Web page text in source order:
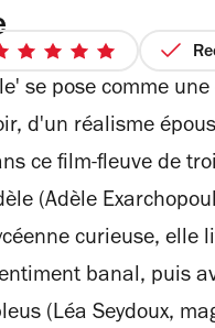
5
sur
se pose comme
d'un réalisme
ce film-fleuve de
(Adèle
curieuse, elle
banal, puis
(Léa Seydoux,